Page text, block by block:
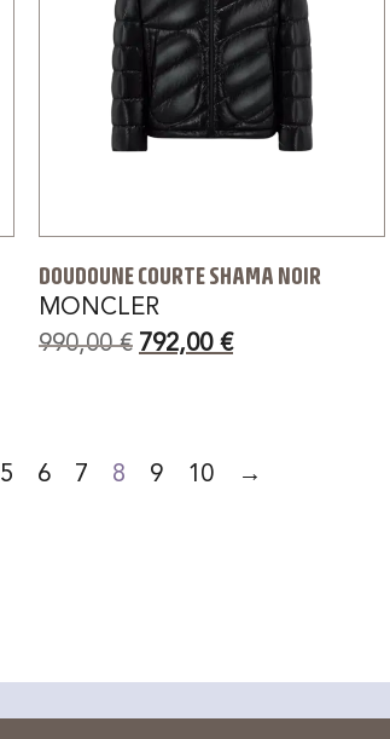
DOUDOUNE COURTE SHAMA NOIR
MONCLER
990,00€ 792,00 €
5 6 7 8 9 10 →